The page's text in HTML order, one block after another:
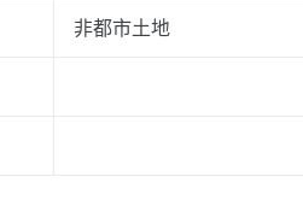
非都市土地